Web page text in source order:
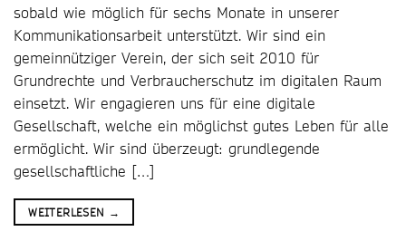
sobald wie möglich für sechs Monate in unserer
Kommunikationsarbeit unterstützt. Wir sind ein
gemeinnütziger Verein, der sich seit 2010 für
Grundrechte und Verbraucherschutz im digitalen Raum
einsetzt. Wir engagieren uns für eine digitale
Gesellschaft, welche ein möglichst gutes Leben für alle
ermöglicht. Wir sind überzeugt: grundlegende
gesellschaftliche […]
WEITERLESEN →